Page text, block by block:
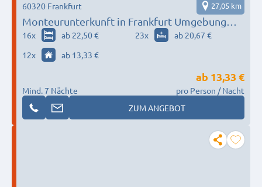
Monteurunterkunft in Frankfurt Umgebung
nach Wunsch / Bedürfnis
60320 Frankfurt 27,05 km
16x ab 22,50 € 23x
ab 20,67 €
12x ab 13,33 €
Mind. 7 Nächte
ab 13,33 €
pro Person / Nacht
ZUM ANGEBOT